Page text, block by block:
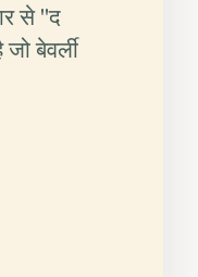
से "द
बेवर्ली